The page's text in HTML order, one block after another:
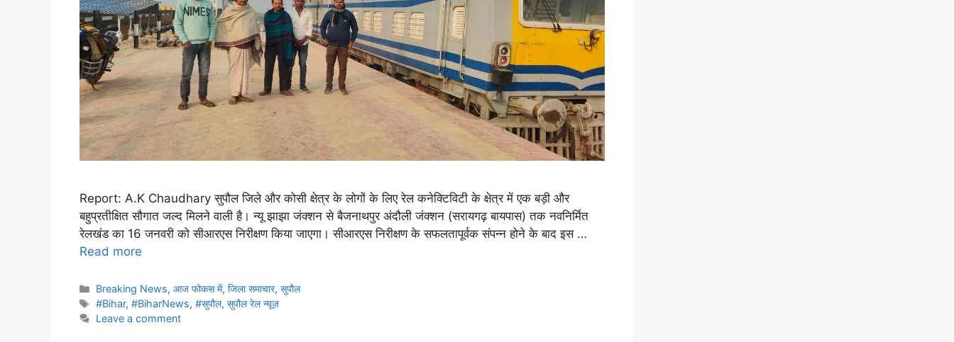
Report: A.K Chaudhary सुपौल जिले और कोसी क्षेत्र के लोगों के लिए रेल कनेक्टिविटी के क्षेत्र में एक बड़ी और
बहुप्रतीक्षित सौगात जल्द मिलने वाली है। न्यू झाझा जंक्शन से बैजनाथपुर अंदौली जंक्शन (सरायगढ़ बायपास) तक नवनिर्मित
रेलखंड का 16 जनवरी को सीआरएस निरीक्षण किया जाएगा। सीआरएस निरीक्षण के सफलतापूर्वक संपन्न होने के बाद इस …
Read more
Breaking News,आज फोकस में,जिला समाचार,सुपौल
#Bihar,#BiharNews,#सुपौल,सुपौल रेल न्यूज़
Leave a comment